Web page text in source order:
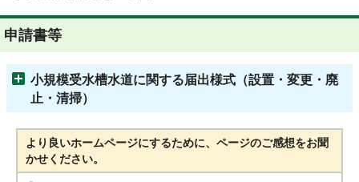
申請書等
小規模受水槽水道に関する届出様式（設置・変更・廃
止・清掃）
より良いホームページにするために、ページのご感想をお聞
かせください。